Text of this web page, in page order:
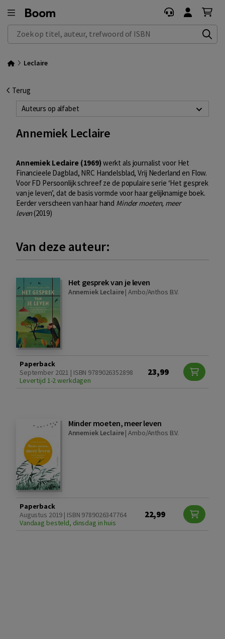
Zoek op titel, auteur, trefwoord of ISBN
Leclaire
Terug
Auteurs op alfabet
Annemiek Leclaire
Annemiek Leclaire (1969)werkt als journalist voor Het
Financieele Dagblad, NRC Handelsblad, Vrij Nederland en Flow.
Voor FD Persoonlijk schreef ze de populaire serie ‘Het gesprek
van je leven’, dat de basis vormde voor haar gelijknamige boek.
Eerder verscheen van haar hand Minder moeten, meer
leven(2019)
Van deze auteur:
Het gesprek van je leven
Annemiek Leclaire|Ambo/Anthos B.V.
Paperback
September 2021 | ISBN 9789026352898
Levertijd 1-2 werkdagen
23,99
Minder moeten, meer leven
Annemiek Leclaire|Ambo/Anthos B.V.
Paperback
Augustus 2019 | ISBN 9789026347764
Vandaag besteld, dinsdag in huis
22,99